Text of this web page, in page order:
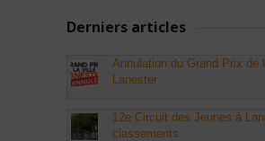
Derniers articles
Annulation du Grand Prix de
Lanester
12e Circuit des Jeunes à
classements